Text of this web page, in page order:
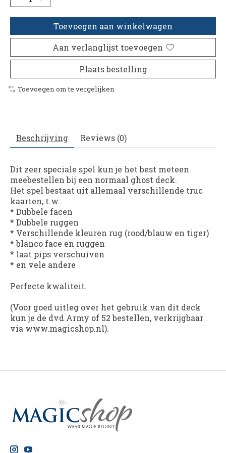
Toevoegen aan winkelwagen
Aan verlanglijst toevoegen
Plaats bestelling
Toevoegen om te vergelijken
Beschrijving Reviews (0)
Dit zeer speciale spel kun je het best meteen
meebestellen bij een normaal ghost deck.
Het spel bestaat uit allemaal verschillende truc
kaarten, t.w.:
* Dubbele facen
* Dubbele ruggen
* Verschillende kleuren rug (rood/blauw en tiger)
* blanco face en ruggen
* laat pips verschuiven
* en vele andere
Perfecte kwaliteit.
(Voor goed uitleg over het gebruik van dit deck
kun je de dvd Army of 52 bestellen, verkrijgbaar
via www.magicshop.nl).